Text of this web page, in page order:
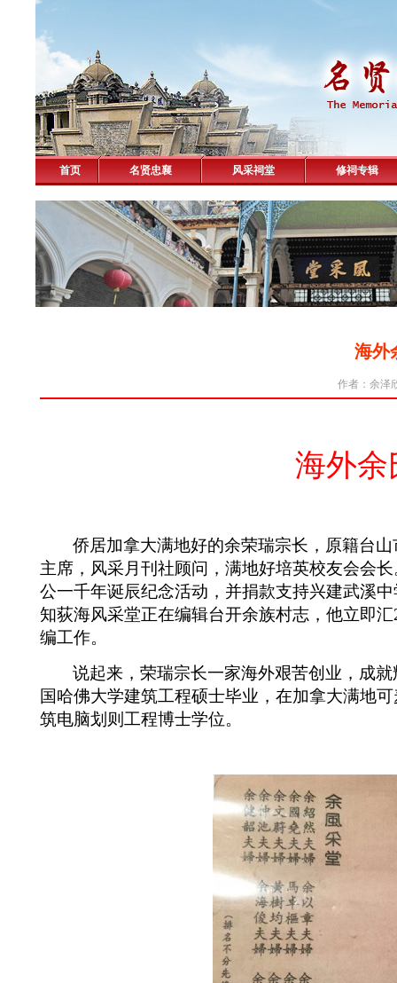
首页 名贤忠襄 风采祠堂 修祠专辑
海外
作者：余泽
海外余
侨居加拿大满地好的余荣瑞宗长，原籍台
主席，风采月刊社顾问，满地好培英校友会会长
公一千年诞辰纪念活动，并捐款支持兴建武溪
知荻海风采堂正在编辑台开余族村志，他立即汇
编工作。
说起来，荣瑞宗长一家海外艰苦创业，成
国哈佛大学建筑工程硕士毕业，在加拿大满地
筑电脑划则工程博士学位。